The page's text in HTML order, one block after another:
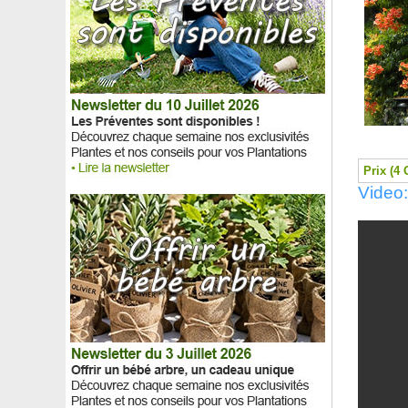
Buis cône, Buis pyramide
Buis déco, Buis topiaire
Buisson ardent Jaune, Pyracantha Jaune
Buisson ardent Orange, Pyracantha Orange
Buisson ardent Rouge, Pyracantha Rouge
Buisson de beauté 'Pink Cloud'
Buisson papier à fleurs d'or, Edgeworthie
Buisson papier à fleurs rouges, Edgeworthie
Caféier
Cajeputier
Calathea, feuillage lancéolé
Calathea, feuillage vert et blanc
Calathea, feuillage vert strié blanc
Calathea, feuillage vert strié rose
Calathea, feuillage zébré
Calocèdre, Cèdre à encens, Cèdre blanc
Camélia champêtre 'High Fragrance'
Camélia d'automne 'Plantation Pink'
Camélia d'automne 'Versicolor'
Camélia d'automne 'Yuletide'
Camélia du Japon bicolore
Prix (4